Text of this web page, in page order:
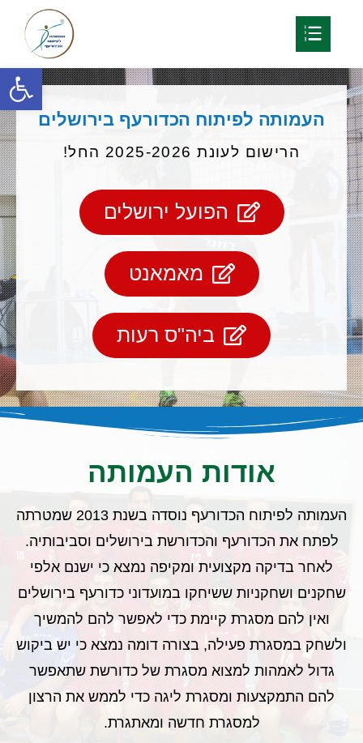
העמותה לפיתוח הכדורעף בירושלים
הרישום לעונת 2025-2026 החל!
הפועל ירושלים
מאמאנט
ביה"ס רעות
אודות העמותה
העמותה לפיתוח הכדורעף נוסדה בשנת 2013 שמטרתה
לפתח את הכדורעף והכדורשת בירושלים וסביבותיה.
לאחר בדיקה מקצועית ומקיפה נמצא כי ישנם אלפי
שחקנים ושחקניות ששיחקו במועדוני כדורעף בירושלים
ואין להם מסגרת קיימת כדי לאפשר להם להמשיך
ולשחק במסגרת פעילה, בצורה דומה נמצא כי יש ביקוש
גדול לאמהות למצוא מסגרת של כדורשת שתאפשר
להם התמקצעות ומסגרת ליגה כדי לממש את הרצון
למסגרת חדשה ומאתגרת.